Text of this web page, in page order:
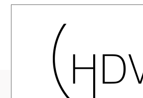
CV-Reportage-